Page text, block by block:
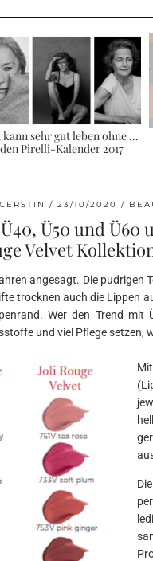
kann sehr gut leben ohne …
den Pirelli-Kalender 2017
CERSTIN 23/10/2020
Ü50 und Ü60
Velvet
angesagt. Die pudrigen
trocknen auch die Lippen
Wer den Trend mit
und viel Pflege setzen,